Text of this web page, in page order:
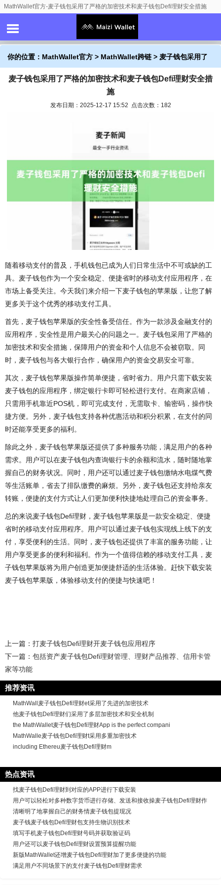
MathWallet官方-麦子钱包采用了严格的加密技术和麦子钱包Defi理财安全措施
你的位置： MathWallet官方 > MathWallet跨链 > 麦子钱包采用了
严格的加密技术和麦子钱包Defi理财安全措施
麦子钱包采用了严格的加密技术和麦子钱包Defi理财安全措
施
发布日期：2025-12-17 15:52 点击次数：182
随着移动支付的普及，手机钱包已成为人们日常生活中不可或缺的工
具。麦子钱包作为一个安全稳定、便捷省时的移动支付应用程序，在
市场上备受关注。今天我们来介绍一下麦子钱包的苹果版，让您了解
更多关于这个优秀的移动支付工具。
首先，麦子钱包苹果版的安全性备受信任。作为一款涉及金融支付的
应用程序，安全性是用户最关心的问题之一。麦子钱包采用了严格的
加密技术和安全措施，保障用户的资金和个人信息不会被窃取。同
时，麦子钱包与各大银行合作，确保用户的资金交易安全可靠。
其次，麦子钱包苹果版操作简单便捷，省时省力。用户只需下载安装
麦子钱包的应用程序，绑定银行卡即可轻松进行支付。在商家店铺，
只需用手机靠近POS机，即可完成支付，无需取卡、输密码，操作快
捷方便。另外，麦子钱包支持各种优惠活动和积分积累，在支付的同
时还能享受更多的福利。
除此之外，麦子钱包苹果版还提供了多种服务功能，满足用户的各种
需求。用户可以在麦子钱包内查询银行卡的余额和流水，随时随地掌
握自己的财务状况。同时，用户还可以通过麦子钱包缴纳水电煤气费
等生活账单，省去了排队缴费的麻烦。另外，麦子钱包还支持给亲友
转账，便捷的支付方式让人们更加便利快捷地处理自己的资金事务。
总的来说麦子钱包Defi理财，麦子钱包苹果版是一款安全稳定、便捷
省时的移动支付应用程序。用户可以通过麦子钱包实现线上线下的支
付，享受便利的生活。同时，麦子钱包还提供了丰富的服务功能，让
用户享受更多的便利和福利。作为一个值得信赖的移动支付工具，麦
子钱包苹果版将为用户创造更加便捷舒适的生活体验。赶快下载安装
麦子钱包苹果版，体验移动支付的便捷与快速吧！
上一篇： 打麦子钱包Defi理财开麦子钱包应用程序
下一篇： 包括资产麦子钱包Defi理财管理、理财产品推荐、信用卡管
家等功能
推荐资讯
MathWall麦子钱包Defi理财et采用了先进的加密技术
他麦子钱包Defi理财们采用了多层加密技术和安全机制
the MathWallet麦子钱包Defi理财App is the perfect compani
MathWalle麦子钱包Defi理财t采用多重加密技术
including Ethereu麦子钱包Defi理财m
热点资讯
找麦子钱包Defi理财到对应的APP进行下载安装
用户可以轻松对多种数字货币进行存储、发送和接收操麦子钱包Defi理财作
清晰明了地掌握自己的财务情麦子钱包提现况
麦子钱麦子钱包Defi理财包支持生物识别技术
填写手机麦子钱包Defi理财号码并获取验证码
用户还可以麦子钱包Defi理财设置预算提醒功能
新版MathWallet还增麦子钱包Defi理财加了更多便捷的功能
满足用户不同场景下的支付麦子钱包Defi理财需求